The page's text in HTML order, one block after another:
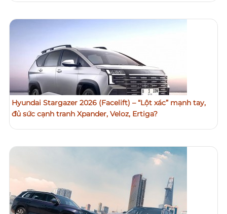
Hyundai Stargazer 2026 (Facelift) – “Lột xác” mạnh tay,
đủ sức cạnh tranh Xpander, Veloz, Ertiga?